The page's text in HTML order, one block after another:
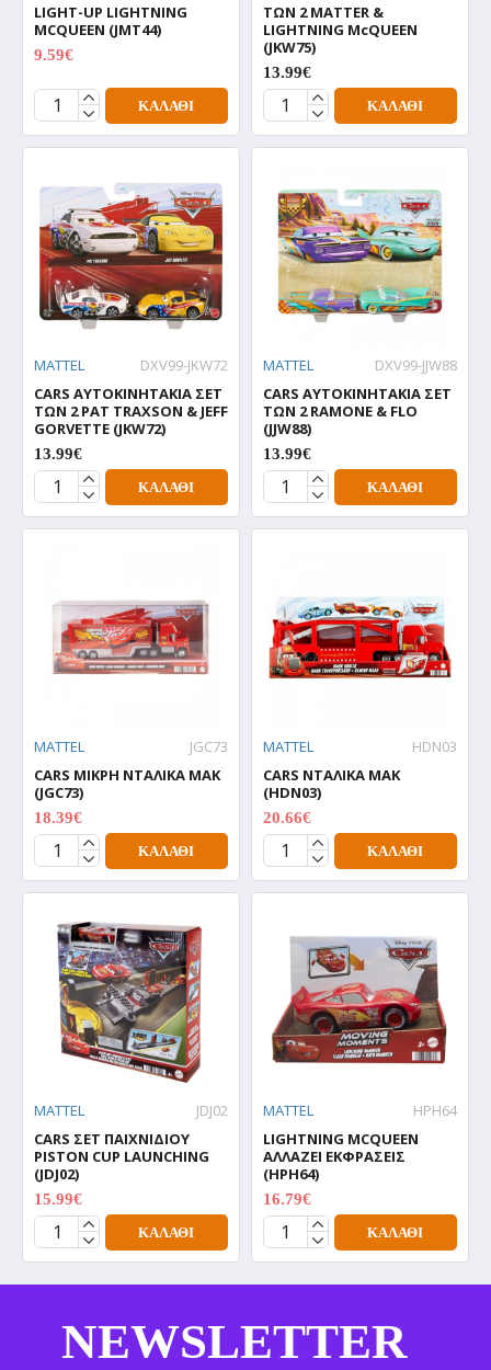
LIGHT-UP LIGHTNING
MCQUEEN (JMT44)
9.59€
ΚΑΛΆΘΙ
ΤΩΝ 2 MATTER &
LIGHTNING McQUEEN
(JKW75)
13.99€
ΚΑΛΆΘΙ
MATTEL
DXV99-JKW72
CARS ΑΥΤΟΚΙΝΗΤΑΚΙΑ ΣΕΤ
ΤΩΝ 2 PAT TRAXSON & JEFF
GORVETTE (JKW72)
13.99€
ΚΑΛΆΘΙ
MATTEL
DXV99-JJW88
CARS ΑΥΤΟΚΙΝΗΤΑΚΙΑ ΣΕΤ
ΤΩΝ 2 RAMONE & FLO
(JJW88)
13.99€
ΚΑΛΆΘΙ
MATTEL
JGC73
CARS ΜΙΚΡΗ ΝΤΑΛΙΚΑ ΜΑΚ
(JGC73)
18.39€
ΚΑΛΆΘΙ
MATTEL
HDN03
CARS ΝΤΑΛΙΚΑ ΜΑΚ
(HDN03)
20.66€
ΚΑΛΆΘΙ
MATTEL
JDJ02
CARS ΣΕΤ ΠΑΙΧΝΙΔΙΟΥ
PISTON CUP LAUNCHING
(JDJ02)
15.99€
ΚΑΛΆΘΙ
MATTEL
HPH64
LIGHTNING MCQUEEN
ΑΛΛΑΖΕΙ ΕΚΦΡΑΣΕΙΣ
(HPH64)
16.79€
ΚΑΛΆΘΙ
NEWSLETTER